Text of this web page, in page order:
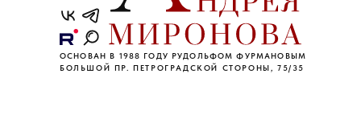
ОСНОВАН В 1988 ГОДУ РУДОЛЬФОМ ФУРМАНОВЫМ
БОЛЬШОЙ ПР. ПЕТРОГРАДСКОЙ СТОРОНЫ, 75/35